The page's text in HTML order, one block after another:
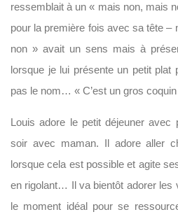
ressemblait à un « mais non, mais
pour la première fois avec sa tête
non » avait un sens mais à
lorsque je lui présente un petit plat
pas le nom… « C’est un gros
Louis adore le petit déjeuner avec
soir avec maman. Il adore aller
lorsque cela est possible et agite
en rigolant… Il va bientôt adorer les
le moment idéal pour se